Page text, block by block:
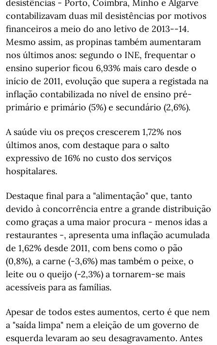
desistências - Porto, Coimbra, Minho e Algarve
contabilizavam duas mil desistências por motivos
financeiros a meio do ano letivo de 2013--14.
Mesmo assim, as propinas também aumentaram
nos últimos anos: segundo o INE, frequentar o
ensino superior ficou 6,93% mais caro desde o
início de 2011, evolução que supera a registada na
inflação contabilizada no nível de ensino pré-
primário e primário (5%) e secundário (2,6%).
A saúde viu os preços crescerem 1,72% nos
últimos anos, com destaque para o salto
expressivo de 16% no custo dos serviços
hospitalares.
Destaque final para a "alimentação" que, tanto
devido à concorrência entre a grande distribuição
como graças a uma maior procura - menos idas a
restaurantes -, apresenta uma inflação acumulada
de 1,62% desde 2011, com bens como o pão
(0,8%), a carne (-3,6%) mas também o peixe, o
leite ou o queijo (-2,3%) a tornarem-se mais
acessíveis para as famílias.
Apesar de todos estes aumentos, certo é que nem
a "saída limpa" nem a eleição de um governo de
esquerda levaram ao seu desagravamento. Antes